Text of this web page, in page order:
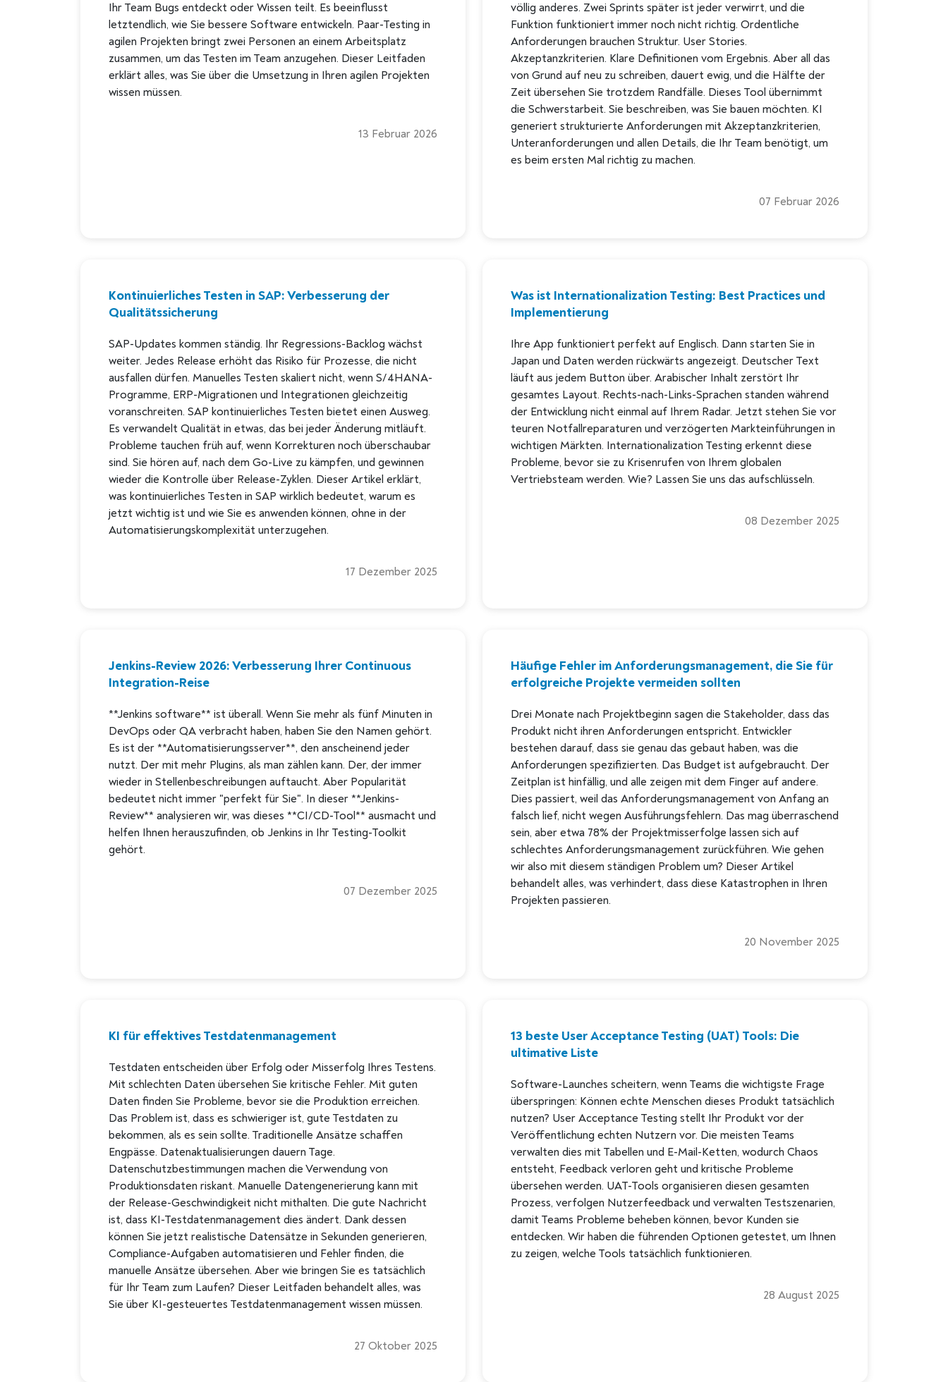
Ihr Team Bugs entdeckt oder Wissen teilt. Es beeinflusst
letztendlich, wie Sie bessere Software entwickeln. Paar-Testing in
agilen Projekten bringt zwei Personen an einem Arbeitsplatz
zusammen, um das Testen im Team anzugehen. Dieser Leitfaden
erklärt alles, was Sie über die Umsetzung in Ihren agilen Projekten
wissen müssen.
13 Februar 2026
völlig anderes. Zwei Sprints später ist jeder verwirrt, und die
Funktion funktioniert immer noch nicht richtig. Ordentliche
Anforderungen brauchen Struktur. User Stories.
Akzeptanzkriterien. Klare Definitionen vom Ergebnis. Aber all das
von Grund auf neu zu schreiben, dauert ewig, und die Hälfte der
Zeit übersehen Sie trotzdem Randfälle. Dieses Tool übernimmt
die Schwerstarbeit. Sie beschreiben, was Sie bauen möchten. KI
generiert strukturierte Anforderungen mit Akzeptanzkriterien,
Unteranforderungen und allen Details, die Ihr Team benötigt, um
es beim ersten Mal richtig zu machen.
07 Februar 2026
Kontinuierliches Testen in SAP: Verbesserung der
Qualitätssicherung
SAP-Updates kommen ständig. Ihr Regressions-Backlog wächst
weiter. Jedes Release erhöht das Risiko für Prozesse, die nicht
ausfallen dürfen. Manuelles Testen skaliert nicht, wenn S/4HANA-
Programme, ERP-Migrationen und Integrationen gleichzeitig
voranschreiten. SAP kontinuierliches Testen bietet einen Ausweg.
Es verwandelt Qualität in etwas, das bei jeder Änderung mitläuft.
Probleme tauchen früh auf, wenn Korrekturen noch überschaubar
sind. Sie hören auf, nach dem Go-Live zu kämpfen, und gewinnen
wieder die Kontrolle über Release-Zyklen. Dieser Artikel erklärt,
was kontinuierliches Testen in SAP wirklich bedeutet, warum es
jetzt wichtig ist und wie Sie es anwenden können, ohne in der
Automatisierungskomplexität unterzugehen.
17 Dezember 2025
Was ist Internationalization Testing: Best Practices und
Implementierung
Ihre App funktioniert perfekt auf Englisch. Dann starten Sie in
Japan und Daten werden rückwärts angezeigt. Deutscher Text
läuft aus jedem Button über. Arabischer Inhalt zerstört Ihr
gesamtes Layout. Rechts-nach-Links-Sprachen standen während
der Entwicklung nicht einmal auf Ihrem Radar. Jetzt stehen Sie vor
teuren Notfallreparaturen und verzögerten Markteinführungen in
wichtigen Märkten. Internationalization Testing erkennt diese
Probleme, bevor sie zu Krisenrufen von Ihrem globalen
Vertriebsteam werden. Wie? Lassen Sie uns das aufschlüsseln.
08 Dezember 2025
Jenkins-Review 2026: Verbesserung Ihrer Continuous
Integration-Reise
**Jenkins software** ist überall. Wenn Sie mehr als fünf Minuten in
DevOps oder QA verbracht haben, haben Sie den Namen gehört.
Es ist der **Automatisierungsserver**, den anscheinend jeder
nutzt. Der mit mehr Plugins, als man zählen kann. Der, der immer
wieder in Stellenbeschreibungen auftaucht. Aber Popularität
bedeutet nicht immer "perfekt für Sie". In dieser **Jenkins-
Review** analysieren wir, was dieses **CI/CD-Tool** ausmacht und
helfen Ihnen herauszufinden, ob Jenkins in Ihr Testing-Toolkit
gehört.
07 Dezember 2025
Häufige Fehler im Anforderungsmanagement, die Sie für
erfolgreiche Projekte vermeiden sollten
Drei Monate nach Projektbeginn sagen die Stakeholder, dass das
Produkt nicht ihren Anforderungen entspricht. Entwickler
bestehen darauf, dass sie genau das gebaut haben, was die
Anforderungen spezifizierten. Das Budget ist aufgebraucht. Der
Zeitplan ist hinfällig, und alle zeigen mit dem Finger auf andere.
Dies passiert, weil das Anforderungsmanagement von Anfang an
falsch lief, nicht wegen Ausführungsfehlern. Das mag überraschend
sein, aber etwa 78% der Projektmisserfolge lassen sich auf
schlechtes Anforderungsmanagement zurückführen. Wie gehen
wir also mit diesem ständigen Problem um? Dieser Artikel
behandelt alles, was verhindert, dass diese Katastrophen in Ihren
Projekten passieren.
20 November 2025
KI für effektives Testdatenmanagement
Testdaten entscheiden über Erfolg oder Misserfolg Ihres Testens.
Mit schlechten Daten übersehen Sie kritische Fehler. Mit guten
Daten finden Sie Probleme, bevor sie die Produktion erreichen.
Das Problem ist, dass es schwieriger ist, gute Testdaten zu
bekommen, als es sein sollte. Traditionelle Ansätze schaffen
Engpässe. Datenaktualisierungen dauern Tage.
Datenschutzbestimmungen machen die Verwendung von
Produktionsdaten riskant. Manuelle Datengenerierung kann mit
der Release-Geschwindigkeit nicht mithalten. Die gute Nachricht
ist, dass KI-Testdatenmanagement dies ändert. Dank dessen
können Sie jetzt realistische Datensätze in Sekunden generieren,
Compliance-Aufgaben automatisieren und Fehler finden, die
manuelle Ansätze übersehen. Aber wie bringen Sie es tatsächlich
für Ihr Team zum Laufen? Dieser Leitfaden behandelt alles, was
Sie über KI-gesteuertes Testdatenmanagement wissen müssen.
27 Oktober 2025
13 beste User Acceptance Testing (UAT) Tools: Die
ultimative Liste
Software-Launches scheitern, wenn Teams die wichtigste Frage
überspringen: Können echte Menschen dieses Produkt tatsächlich
nutzen? User Acceptance Testing stellt Ihr Produkt vor der
Veröffentlichung echten Nutzern vor. Die meisten Teams
verwalten dies mit Tabellen und E-Mail-Ketten, wodurch Chaos
entsteht, Feedback verloren geht und kritische Probleme
übersehen werden. UAT-Tools organisieren diesen gesamten
Prozess, verfolgen Nutzerfeedback und verwalten Testszenarien,
damit Teams Probleme beheben können, bevor Kunden sie
entdecken. Wir haben die führenden Optionen getestet, um Ihnen
zu zeigen, welche Tools tatsächlich funktionieren.
28 August 2025